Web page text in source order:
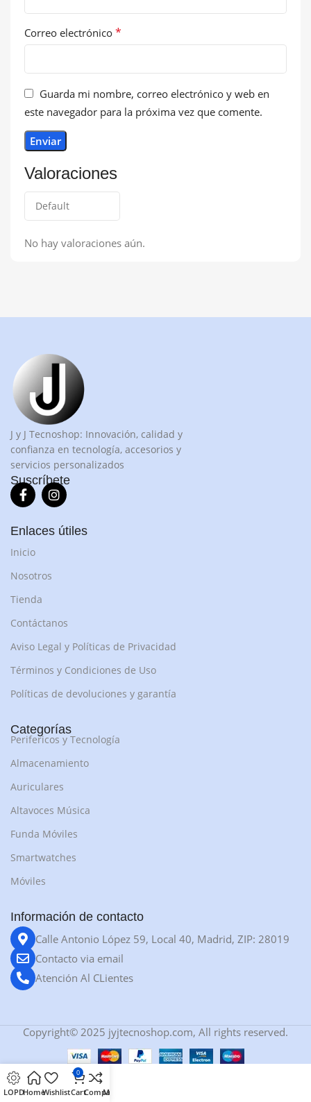
Valoraciones
No hay valoraciones aún.
Correo electrónico *
Guarda mi nombre, correo electrónico y web en
este navegador para la próxima vez que comente.
J y J Tecnoshop: Innovación, calidad y
confianza en tecnología, accesorios y
servicios personalizados
Suscríbete
Enlaces útiles
Inicio
Nosotros
Tienda
Contáctanos
Aviso Legal y Políticas de Privacidad
Términos y Condiciones de Uso
Políticas de devoluciones y garantía
Categorías
Perifericos y Tecnología
Almacenamiento
Auriculares
Altavoces Música
Funda Móviles
Smartwatches
Móviles
Información de contacto
Calle Antonio López 59, Local 40, Madrid, ZIP: 28019
Contacto via email
Atención Al CLientes
Copyright© 2025 jyjtecnoshop.com, All rights reserved.
LOPDHomeWishlist
0
CartCompareMy account